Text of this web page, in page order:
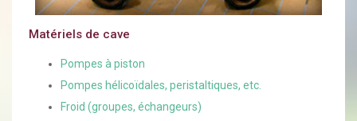
Matériels de cave
Pompes à piston
Pompes hélicoïdales, peristaltiques, etc.
Froid (groupes, échangeurs)